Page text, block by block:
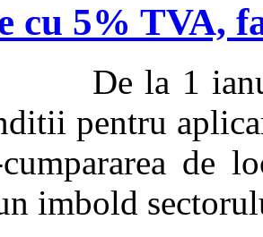
cu 5% TVA,
De la 1
pentru
cumpararea de
imbold